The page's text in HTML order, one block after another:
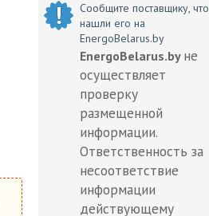
Сообщите поставщику, что
нашли его на
EnergoBelarus.by
EnergoBelarus.by не
осуществляет
проверку
размещенной
информации.
Ответственность за
несоответствие
информации
действующему